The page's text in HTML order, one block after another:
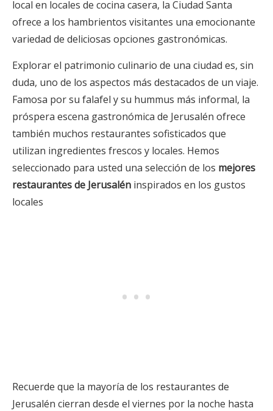
local en locales de cocina casera, la Ciudad Santa
ofrece a los hambrientos visitantes una emocionante
variedad de deliciosas opciones gastronómicas.
Explorar el patrimonio culinario de una ciudad es, sin
duda, uno de los aspectos más destacados de un viaje.
Famosa por su falafel y su hummus más informal, la
próspera escena gastronómica de Jerusalén ofrece
también muchos restaurantes sofisticados que
utilizan ingredientes frescos y locales. Hemos
seleccionado para usted una selección de los mejores
restaurantes de Jerusalén inspirados en los gustos
locales
Recuerde que la mayoría de los restaurantes de
Jerusalén cierran desde el viernes por la noche hasta